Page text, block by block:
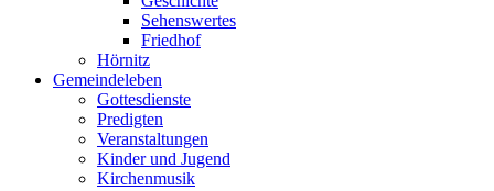
Sehenswertes
Friedhof
Hörnitz
Gemeindeleben
Gottesdienste
Predigten
Veranstaltungen
Kinder und Jugend
Kirchenmusik